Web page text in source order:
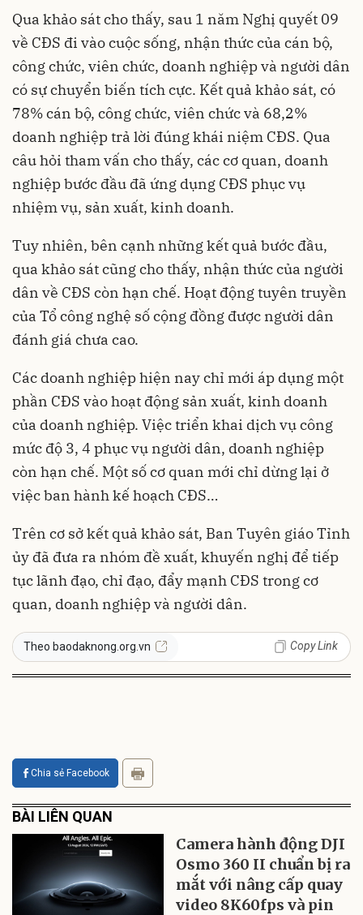
Qua khảo sát cho thấy, sau 1 năm Nghị quyết 09
về CĐS đi vào cuộc sống, nhận thức của cán bộ,
công chức, viên chức, doanh nghiệp và người dân
có sự chuyển biến tích cực. Kết quả khảo sát, có
78% cán bộ, công chức, viên chức và 68,2%
doanh nghiệp trả lời đúng khái niệm CĐS. Qua
câu hỏi tham vấn cho thấy, các cơ quan, doanh
nghiệp bước đầu đã ứng dụng CĐS phục vụ
nhiệm vụ, sản xuất, kinh doanh.
Tuy nhiên, bên cạnh những kết quả bước đầu,
qua khảo sát cũng cho thấy, nhận thức của người
dân về CĐS còn hạn chế. Hoạt động tuyên truyền
của Tổ công nghệ số cộng đồng được người dân
đánh giá chưa cao.
Các doanh nghiệp hiện nay chỉ mới áp dụng một
phần CĐS vào hoạt động sản xuất, kinh doanh
của doanh nghiệp. Việc triển khai dịch vụ công
mức độ 3, 4 phục vụ người dân, doanh nghiệp
còn hạn chế. Một số cơ quan mới chỉ dừng lại ở
việc ban hành kế hoạch CĐS…
Trên cơ sở kết quả khảo sát, Ban Tuyên giáo Tỉnh
ủy đã đưa ra nhóm đề xuất, khuyến nghị để tiếp
tục lãnh đạo, chỉ đạo, đẩy mạnh CĐS trong cơ
quan, doanh nghiệp và người dân.
Theo baodaknong.org.vn Copy Link
Chia sẻ Facebook
BÀI LIÊN QUAN
Camera hành động DJI
Osmo 360 II chuẩn bị ra
mắt với nâng cấp quay
video 8K60fps và pin